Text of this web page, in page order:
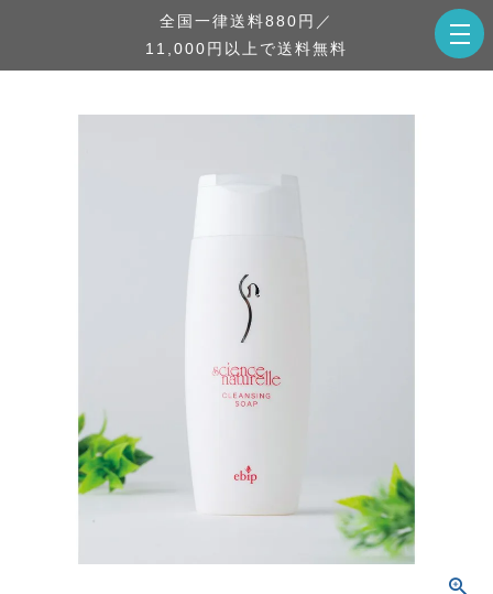
全国一律送料880円／
11,000円以上で送料無料